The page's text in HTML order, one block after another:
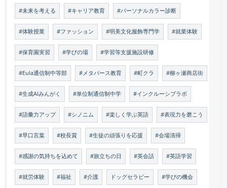
#未来を考える #キャリア教育 #パーソナルカラー診断
#体験授業 #ファッション #明美文化服飾専門学 #就業体験
#保育園実習 #学びの場 #学習等支援施設研修
#Eula通信制中等部 #メタバース教育 #町クラ #柳ヶ瀬商店街
#生成AIみんがく #単位制通信制中学 #インクルーシブラボ
#語彙力アップ #シノニム #楽しく学ぶ英語 #表現力を磨こう
#早口言葉 #校長賞 #生徒の頑張りを応援 #会場清掃
#感謝の気持ちを込めて #旅立ちの日 #英会話 #英語学習
#就労体験 #福祉 #介護 ドッグセラピー #学びの機会